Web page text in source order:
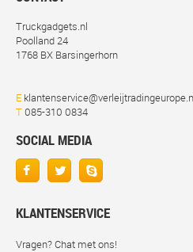
Truckgadgets.nl
Poolland 24
1768 BX Barsingerhorn
E
T085-310 0834
SOCIAL MEDIA
KLANTENSERVICE
Vragen? Chat met ons!